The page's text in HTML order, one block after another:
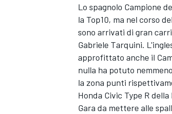
ENDURANCE/GT
Lo spagnolo Campione
la Top10, ma nel corso
sono arrivati di gran
Gabriele Tarquini.
approfittato anche il
nulla ha potuto
la zona punti
Honda Civic Type R della
Gara da mettere alle